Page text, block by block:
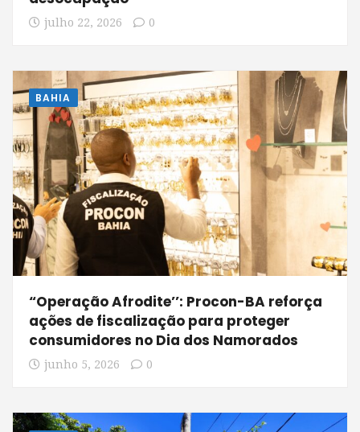
julho 22, 2026 0
BAHIA
“Operação Afrodite’’: Procon-BA reforça
ações de fiscalização para proteger
consumidores no Dia dos Namorados
junho 5, 2026 0